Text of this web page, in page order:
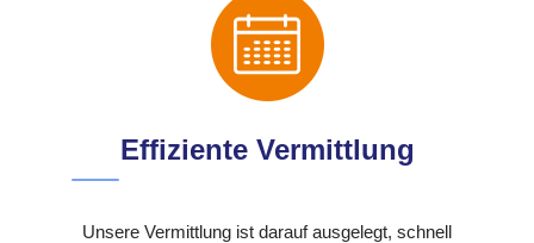
Effiziente Vermittlung
Unsere Vermittlung ist darauf ausgelegt, schnell